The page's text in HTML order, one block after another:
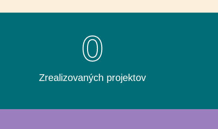
Zrealizovaných projektov
0